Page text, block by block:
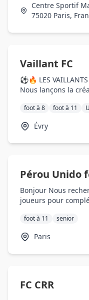
Centre Sportif
75020 Paris,
Vaillant FC
⚽🔥 LES
Nous lançons la
foot à 8 foot à 11
Évry
Pérou Unido
Bonjour Nous
joueurs pour
foot à 11 senior
Paris
FC CRR